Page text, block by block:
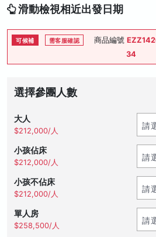
滑動檢視相近出發日期
可候補 需客服確認 商品編號
34
選擇參團人數
大人
$212,000/人
小孩佔床
$212,000/人
小孩不佔床
$212,000/人
單人房
$258,500/人